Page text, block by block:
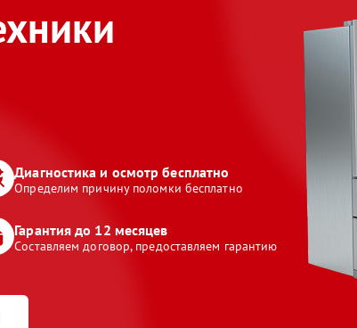
Диагностика и осмотр бесплатно
Определим причину поломки бесплатно
Гарантия до 12 месяцев
Составляем договор, предоставляем гарантию